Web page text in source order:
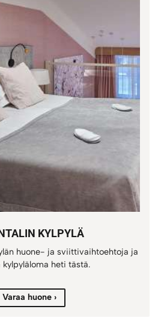
KYLPYLÄ
huone- ja sviittivaihtoehtoja ja
heti tästä.
Varaa huone